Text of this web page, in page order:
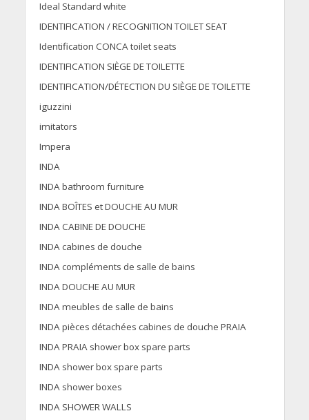
Ideal Standard white
IDENTIFICATION / RECOGNITION TOILET SEAT
Identification CONCA toilet seats
IDENTIFICATION SIÈGE DE TOILETTE
IDENTIFICATION/DÉTECTION DU SIÈGE DE TOILETTE
iguzzini
imitators
Impera
INDA
INDA bathroom furniture
INDA BOÎTES et DOUCHE AU MUR
INDA CABINE DE DOUCHE
INDA cabines de douche
INDA compléments de salle de bains
INDA DOUCHE AU MUR
INDA meubles de salle de bains
INDA pièces détachées cabines de douche PRAIA
INDA PRAIA shower box spare parts
INDA shower box spare parts
INDA shower boxes
INDA SHOWER WALLS